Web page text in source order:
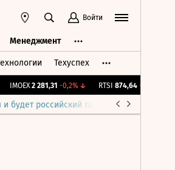
Войти
Менеджмент
Техуспех
IMOEX 2 281,31 -0,2%↓ RTSI 874,64 -1,12%
будет российский парламент